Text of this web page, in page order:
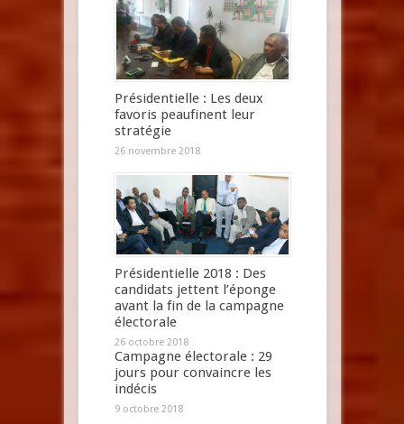
Présidentielle : Les deux
favoris peaufinent leur
stratégie
26 novembre 2018
Présidentielle 2018 : Des
candidats jettent l’éponge
avant la fin de la campagne
électorale
26 octobre 2018
Campagne électorale : 29
jours pour convaincre les
indécis
9 octobre 2018